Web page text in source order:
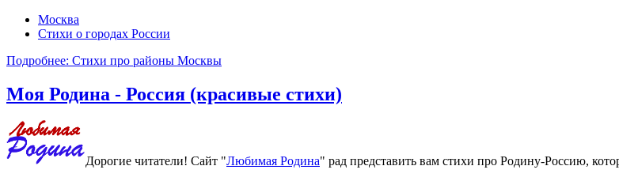
Москва
Стихи о городах России
Подробнее: Стихи про районы Москвы
Моя Родина - Россия (красивые стихи)
Дорогие читатели! Сайт "Любимая Родина" рад представить вам стихи про Родину-Россию,